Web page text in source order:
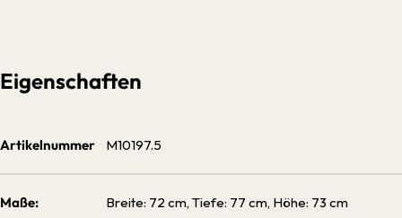
Eigenschaften
Artikelnummer M10197.5
Maße: Breite: 72 cm, Tiefe: 77 cm, Höhe: 73 cm